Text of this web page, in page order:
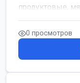
продуктовые,
Разнорабочий
0 просмотров